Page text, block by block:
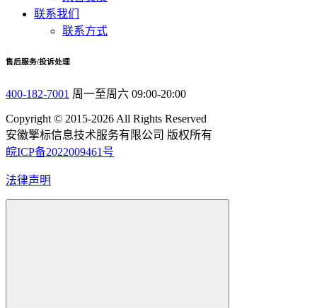
联系我们
联系方式
售后服务/投诉处理
400-182-7001 周一至周六 09:00-20:00
Copyright © 2015-2026 All Rights Reserved
安徽擎标信息技术服务有限公司 版权所有
皖ICP备2022009461号
法律声明